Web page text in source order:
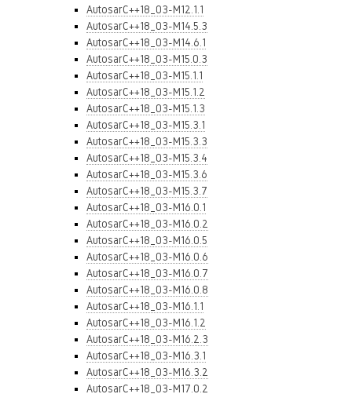
AutosarC++18_03-M12.1.1
AutosarC++18_03-M14.5.3
AutosarC++18_03-M14.6.1
AutosarC++18_03-M15.0.3
AutosarC++18_03-M15.1.1
AutosarC++18_03-M15.1.2
AutosarC++18_03-M15.1.3
AutosarC++18_03-M15.3.1
AutosarC++18_03-M15.3.3
AutosarC++18_03-M15.3.4
AutosarC++18_03-M15.3.6
AutosarC++18_03-M15.3.7
AutosarC++18_03-M16.0.1
AutosarC++18_03-M16.0.2
AutosarC++18_03-M16.0.5
AutosarC++18_03-M16.0.6
AutosarC++18_03-M16.0.7
AutosarC++18_03-M16.0.8
AutosarC++18_03-M16.1.1
AutosarC++18_03-M16.1.2
AutosarC++18_03-M16.2.3
AutosarC++18_03-M16.3.1
AutosarC++18_03-M16.3.2
AutosarC++18_03-M17.0.2